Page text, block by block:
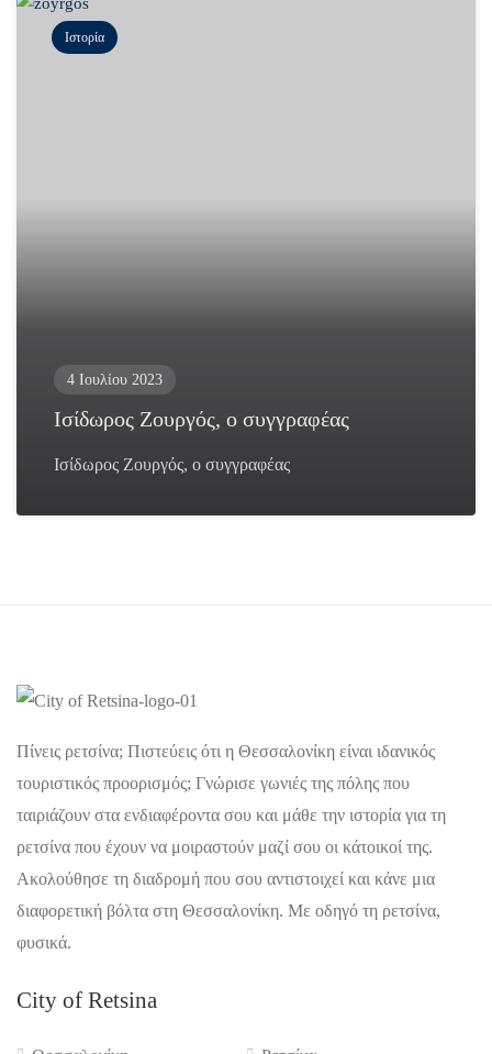
Ιστορία
4 Ιουλίου 2023
Ισίδωρος Ζουργός, ο συγγραφέας
Ισίδωρος Ζουργός, ο συγγραφέας
Πίνεις ρετσίνα; Πιστεύεις ότι η Θεσσαλονίκη είναι ιδανικός
τουριστικός προορισμός; Γνώρισε γωνιές της πόλης που
ταιριάζουν στα ενδιαφέροντα σου και μάθε την ιστορία για τη
ρετσίνα που έχουν να μοιραστούν μαζί σου οι κάτοικοί της.
Ακολούθησε τη διαδρομή που σου αντιστοιχεί και κάνε μια
διαφορετική βόλτα στη Θεσσαλονίκη. Με οδηγό τη ρετσίνα,
φυσικά.
City of Retsina